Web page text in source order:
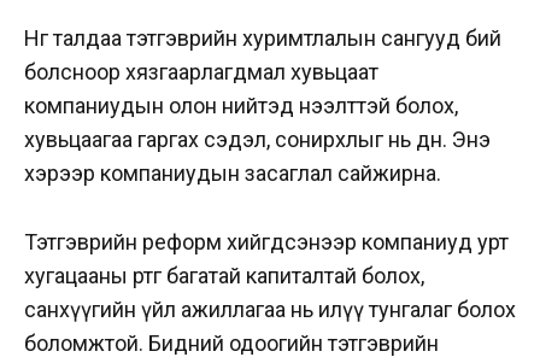
Нөгөө талдаа тэтгэврийн хуримтлалын сангууд бий
болсноор хязгаарлагдмал хувьцаат
компаниудын олон нийтэд нээлттэй болох,
хувьцаагаа гаргах сэдэл, сонирхлыг нь өдөөнө. Энэ
хэрээр компаниудын засаглал сайжирна.
Тэтгэврийн реформ хийгдсэнээр компаниуд урт
хугацааны өртөг багатай капиталтай болох,
санхүүгийн үйл ажиллагаа нь илүү тунгалаг болох
боломжтой. Бидний одоогийн тэтгэврийн